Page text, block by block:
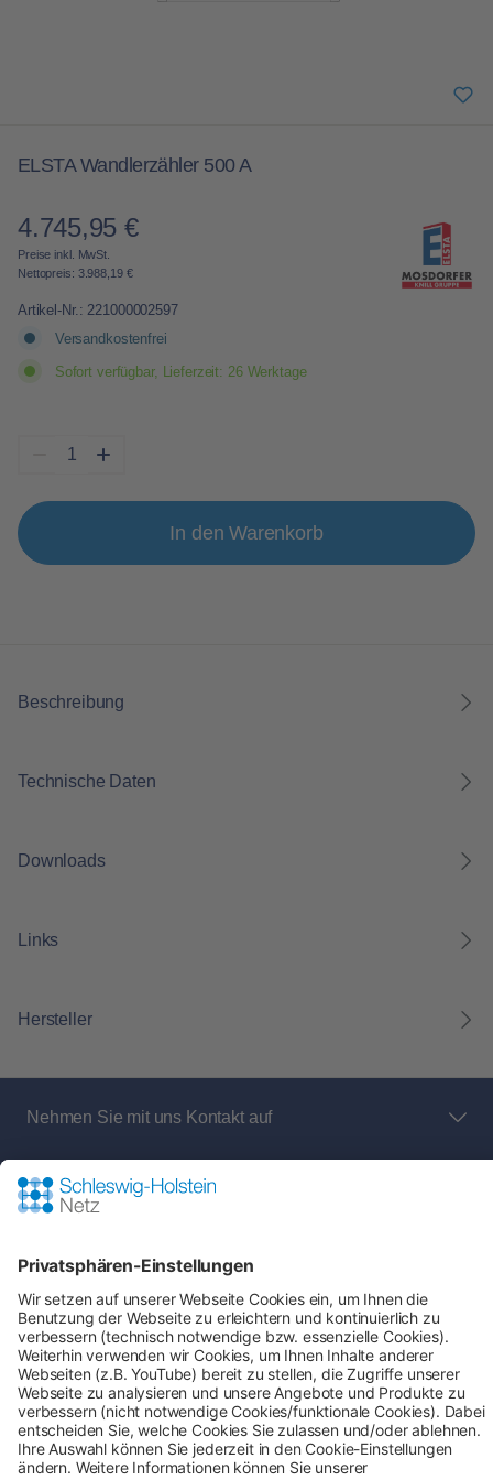
ELSTA Wandlerzähler 500 A
Regulärer Preis:
4.745,95 €
Preise inkl. MwSt.
Nettopreis: 3.988,19 €
Artikel-Nr.:221000002597
Versandkostenfrei
Sofort verfügbar, Lieferzeit: 26 Werktage
In den Warenkorb
Beschreibung
Technische Daten
Downloads
Links
Hersteller
Nehmen Sie mit uns Kontakt auf
Bei Fragen an den Netz- und Messstellenbetreiber
rund um:
Shop-Service
Zahlung & Versand
AGB Verbraucherinformation
Impressum
Datenschutz
Cookie-Einstellungen